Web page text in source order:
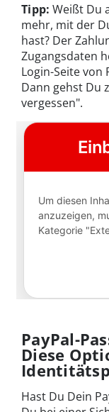
Tipp: Weißt Du
mehr, mit der
hast? Der
Zugangsdaten
Login-Seite von
Dann gehst Du
vergessen".
PayPal-
Diese
Hast Du Dein